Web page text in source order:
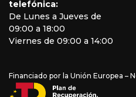
telefónica:
De Lunes a Jueves de
09:00 a 18:00
Viernes de 09:00 a 14:00
Financiado por la Unión Europea –